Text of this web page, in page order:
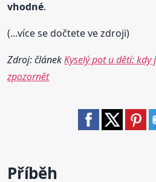
vhodné.
(...více se dočtete ve zdroji)
Zdroj: článekKyselý pot u dětí:
zpozornět
Příběh